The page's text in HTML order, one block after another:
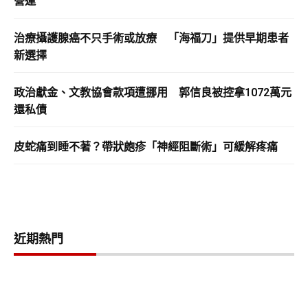
治療攝護腺癌不只手術或放療 「海福刀」提供早期患者
新選擇
政治獻金、文教協會款項遭挪用 郭信良被控拿1072萬元
還私債
皮蛇痛到睡不著？帶狀皰疹「神經阻斷術」可緩解疼痛
近期熱門